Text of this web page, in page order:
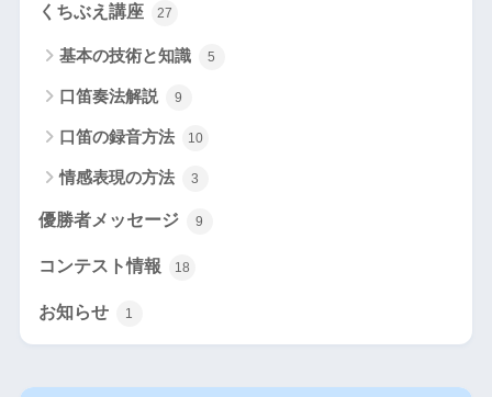
くちぶえ講座 27
基本の技術と知識 5
口笛奏法解説 9
口笛の録音方法 10
情感表現の方法 3
優勝者メッセージ 9
コンテスト情報 18
お知らせ 1